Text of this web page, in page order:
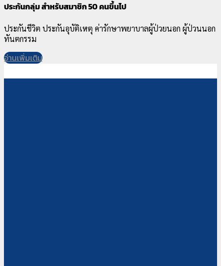
ประกันกลุ่ม สำหรับสมาชิก 50 คนขึ้นไป
ประกันชีวิต ประกันอุบัติเหตุ ค่ารักษาพยาบาลผู้ป่วยนอก ผู้ป่วนนอก
ทันตกรรม
อ่านเพิ่มเติม